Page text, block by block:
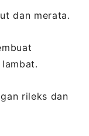
dan merata.
rileks dan